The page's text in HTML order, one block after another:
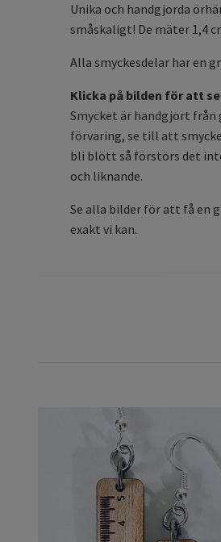
Unika och handgjorda
småskaligt! De mäter 1,4
Alla smyckesdelar har en
Klicka på bilden för att
Smycket är handgjort från
förvaring, se till att
bli blött så förstörs det
och liknande.
Se alla bilder för att få en
exakt vi kan.